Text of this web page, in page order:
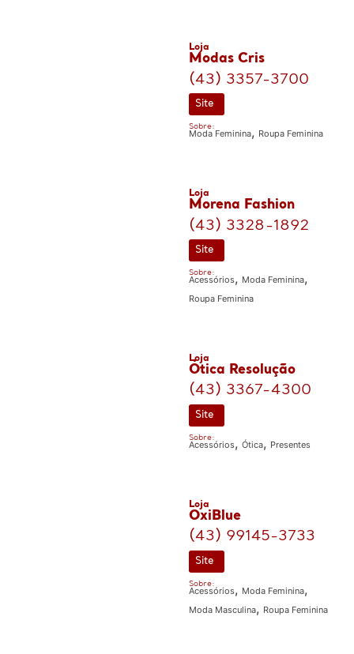
Loja
Modas Cris
(43) 3357-3700
Site
Sobre:
Moda Feminina, Roupa Feminina
Loja
Morena Fashion
(43) 3328-1892
Site
Sobre:
Acessórios, Moda Feminina,
Roupa Feminina
Loja
Ótica Resolução
(43) 3367-4300
Site
Sobre:
Acessórios, Ótica, Presentes
Loja
OxiBlue
(43) 99145-3733
Site
Sobre:
Acessórios, Moda Feminina,
Moda Masculina, Roupa Feminina